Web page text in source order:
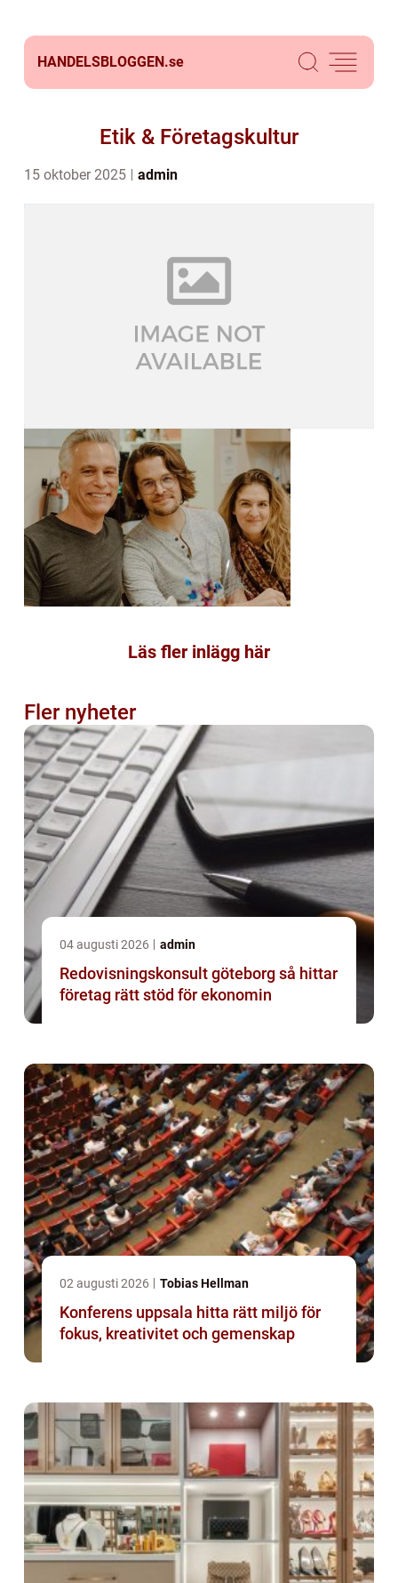
HANDELSBLOGGEN.se
Etik & Företagskultur
15 oktober 2025 admin
Läs fler inlägg här
Fler nyheter
04 augusti 2026 admin
Redovisningskonsult göteborg så hittar
företag rätt stöd för ekonomin
02 augusti 2026 Tobias Hellman
Konferens uppsala hitta rätt miljö för
fokus, kreativitet och gemenskap